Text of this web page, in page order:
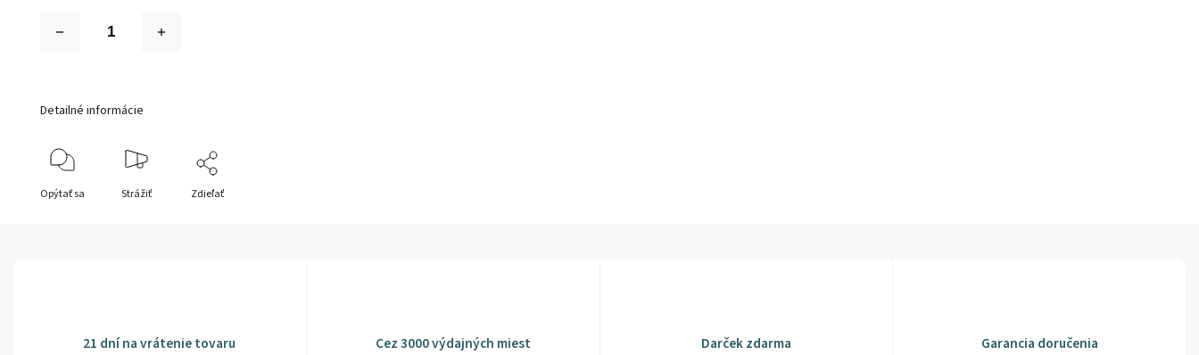
Detailné informácie
Opýtať sa Strážiť Zdieľať
21 dní na vrátenie tovaru Cez 3000 výdajných miest Darček zdarma Garancia doručenia